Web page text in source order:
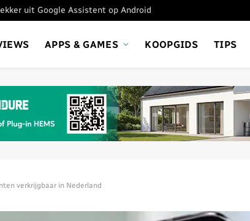
uit Google Assistent op Android
APPS & GAMES KOOPGIDS TIPS
verkrijgbaar in Nederland